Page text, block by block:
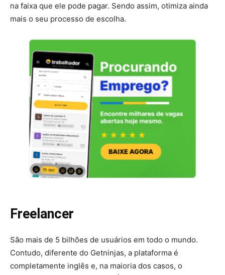
na faixa que ele pode pagar. Sendo assim, otimiza ainda
mais o seu processo de escolha.
Freelancer
São mais de 5 bilhões de usuários em todo o mundo.
Contudo, diferente do Getninjas, a plataforma é
completamente inglês e, na maioria dos casos, o